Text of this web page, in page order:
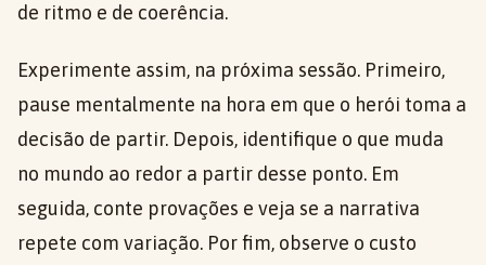
de ritmo e de coerência.
Experimente assim, na próxima sessão. Primeiro,
pause mentalmente na hora em que o herói toma a
decisão de partir. Depois, identifique o que muda
no mundo ao redor a partir desse ponto. Em
seguida, conte provações e veja se a narrativa
repete com variação. Por fim, observe o custo